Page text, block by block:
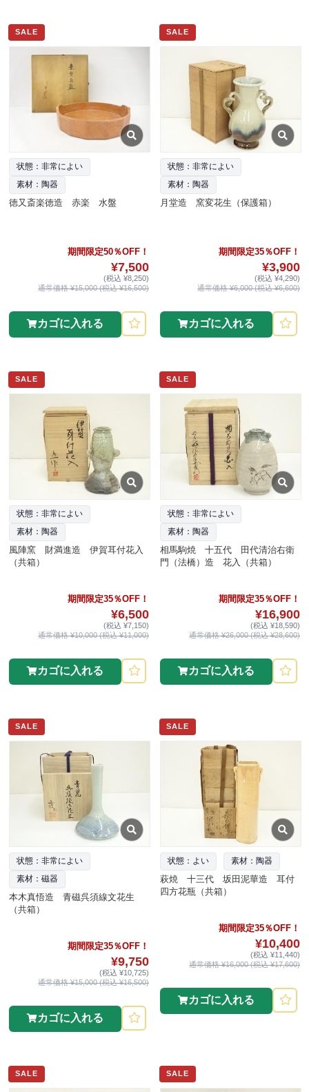
SALE
状態：非常によい
素材：陶器
徳又斎楽徳造 赤楽 水盤
期間限定50％OFF！
¥7,500
(税込 ¥8,250)
通常価格 ¥15,000 (税込 ¥16,500)
カゴに入れる
SALE
状態：非常によい
素材：陶器
月堂造 窯変花生（保護箱）
期間限定35％OFF！
¥3,900
(税込 ¥4,290)
通常価格 ¥6,000 (税込 ¥6,600)
カゴに入れる
SALE
状態：非常によい
素材：陶器
風陣窯 財満進造 伊賀耳付花入
（共箱）
期間限定35％OFF！
¥6,500
(税込 ¥7,150)
通常価格 ¥10,000 (税込 ¥11,000)
カゴに入れる
SALE
状態：非常によい
素材：陶器
相馬駒焼 十五代 田代清治右衛
門（法橋）造 花入（共箱）
期間限定35％OFF！
¥16,900
(税込 ¥18,590)
通常価格 ¥26,000 (税込 ¥28,600)
カゴに入れる
SALE
状態：非常によい
素材：磁器
本木真悟造 青磁呉須線文花生
（共箱）
期間限定35％OFF！
¥9,750
(税込 ¥10,725)
通常価格 ¥15,000 (税込 ¥16,500)
カゴに入れる
SALE
状態：よい 素材：陶器
萩焼 十三代 坂田泥華造 耳付
四方花瓶（共箱）
期間限定35％OFF！
¥10,400
(税込 ¥11,440)
通常価格 ¥16,000 (税込 ¥17,600)
カゴに入れる
SALE SALE